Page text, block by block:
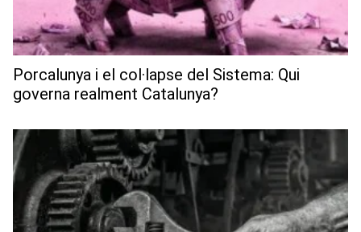
Porcalunya i el col·lapse del Sistema: Qui
governa realment Catalunya?